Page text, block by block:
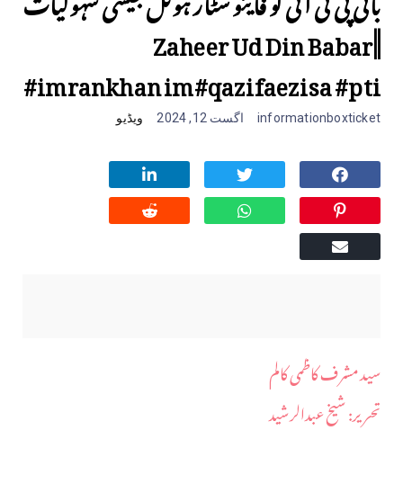
||Zaheer Ud Din Babar
#imrankhan im#qazifaezisa #pti
informationboxticket اگست 12, 2024 ویڈیو
سید مشرف کاظمی کالم
​تحریر: شیخ عبدالرشید